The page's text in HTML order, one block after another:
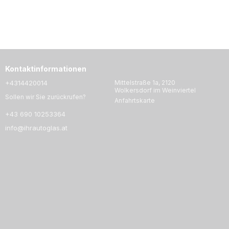
Kontaktinformationen
+4314420014
Sollen wir Sie zurückrufen?
+43 690 10253364
info@ihrautoglas.at
Mittelstraße 1a, 2120
Wolkersdorf im Weinviertel
Anfahrtskarte